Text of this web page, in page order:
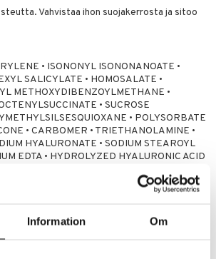
Information Om
Vahvistaa ihon suojakerrosta ja sitoo
• ISONONYL ISONONANOATE •
SALICYLATE • HOMOSALATE •
METHOXYDIBENZOYLMETHANE •
• SUCROSE
• POLYSORBATE
• CARBOMER • TRIETHANOLAMINE •
HYALURONATE • SODIUM STEAROYL
EDTA • HYDROLYZED HYALURONIC ACID
PARFUM / TUOKSU (Kaava: 609669 04)